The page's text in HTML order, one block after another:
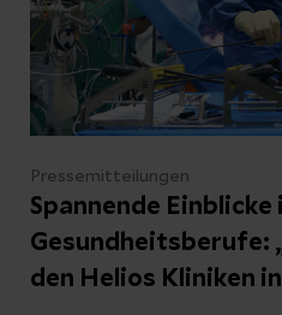
Pressemitteilungen
Spannende Einblicke
Gesundheitsberufe:
den Helios Kliniken